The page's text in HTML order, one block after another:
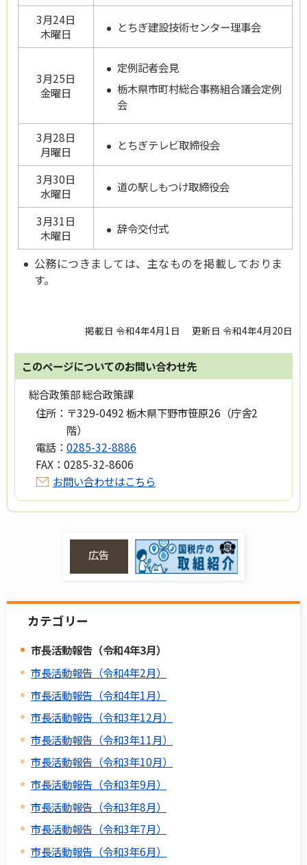
3月24日
木曜日
とちぎ建設技術センター理事会
3月25日
金曜日
定例記者会見
栃木県市町村総合事務組合議会定例
会
3月28日
月曜日
とちぎテレビ取締役会
3月30日
水曜日
道の駅しもつけ取締役会
3月31日
木曜日
辞令交付式
公務につきましては、主なものを掲載しておりま
す。
掲載日 令和4年4月1日 更新日 令和4年4月20日
このページについてのお問い合わせ先
総合政策部 総合政策課
住所： 〒329-0492 栃木県下野市笹原26（庁舎2
階）
電話： 0285-32-8886
FAX： 0285-32-8606
お問い合わせはこちら
広告
カテゴリー
市長活動報告（令和4年3月）
市長活動報告（令和4年2月）
市長活動報告（令和4年1月）
市長活動報告（令和3年12月）
市長活動報告（令和3年11月）
市長活動報告（令和3年10月）
市長活動報告（令和3年9月）
市長活動報告（令和3年8月）
市長活動報告（令和3年7月）
市長活動報告（令和3年6月）